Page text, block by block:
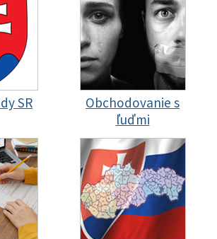
SR
Obchodovanie s
ľuďmi